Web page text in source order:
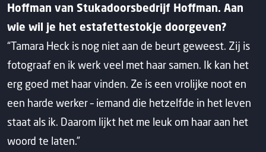
Hoffman van Stukadoorsbedrijf Hoffman. Aan
wie wil je het estafettestokje doorgeven?
“Tamara Heck is nog niet aan de beurt geweest. Zij is
fotograaf en ik werk veel met haar samen. Ik kan het
erg goed met haar vinden. Ze is een vrolijke noot en
een harde werker – iemand die hetzelfde in het leven
staat als ik. Daarom lijkt het me leuk om haar aan het
woord te laten.”